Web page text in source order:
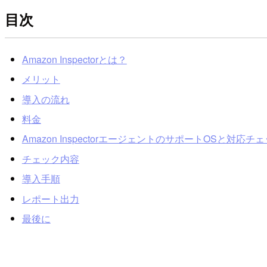
目次
Amazon Inspectorとは？
メリット
導入の流れ
料金
Amazon InspectorエージェントのサポートOSと対応チ
チェック内容
導入手順
レポート出力
最後に